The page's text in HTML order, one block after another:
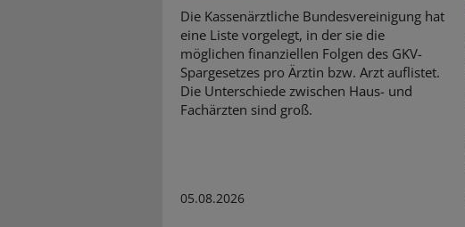
Die Kassenärztliche Bundesvereinigung hat
eine Liste vorgelegt, in der sie die
möglichen finanziellen Folgen des GKV-
Spargesetzes pro Ärztin bzw. Arzt auflistet.
Die Unterschiede zwischen Haus- und
Fachärzten sind groß.
05.08.2026